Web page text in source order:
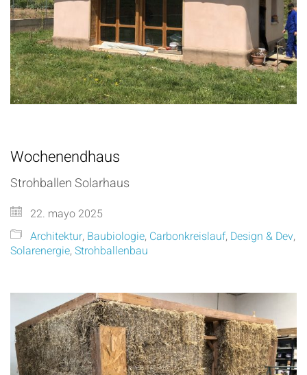
Wochenendhaus
Strohballen Solarhaus
22. mayo 2025
Architektur, Baubiologie, Carbonkreislauf, Design & Dev,
Solarenergie, Strohballenbau